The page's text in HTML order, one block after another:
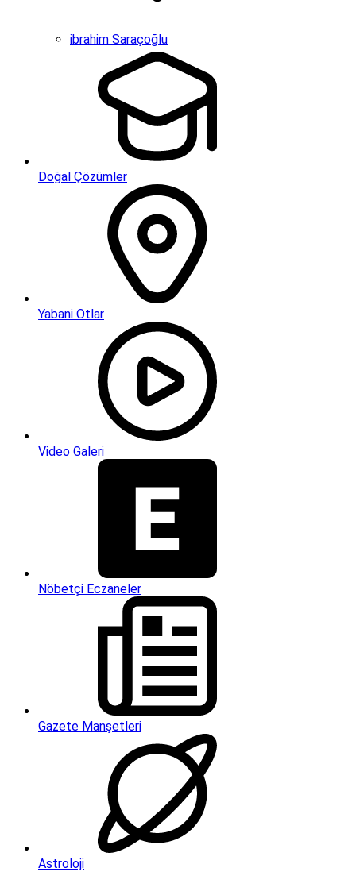
ibrahim Saraçoğlu
Doğal Çözümler
Yabani Otlar
Video Galeri
Nöbetçi Eczaneler
Gazete Manşetleri
Astroloji